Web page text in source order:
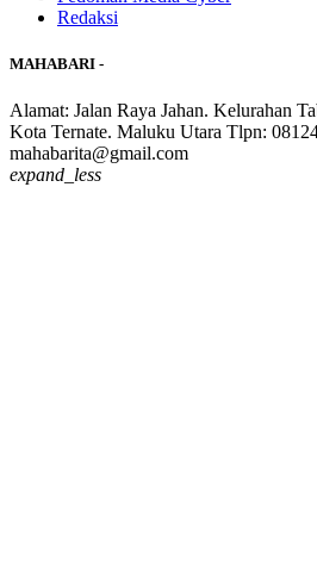
Redaksi
MAHABARI -
Alamat: Jalan Raya Jahan. Kelurahan
Kota Ternate. Maluku Utara Tlpn:
mahabarita@gmail.com
expand_less